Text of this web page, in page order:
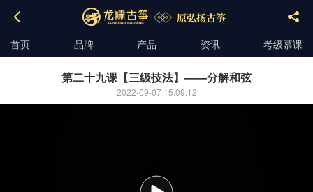
首页 品牌 产品 资讯 考级慕课
第二十九课【三级技法】——分解和弦
2022-09-07 15:09:12